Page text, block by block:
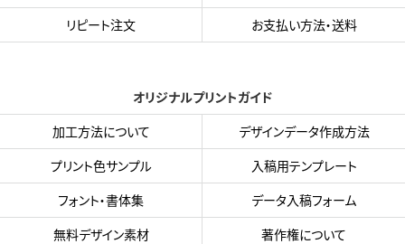
リピート注文
お支払い方法・送料
オリジナルプリントガイド
加工方法について
デザインデータ作成方法
プリント色サンプル
入稿用テンプレート
フォント・書体集
データ入稿フォーム
無料デザイン素材
著作権について